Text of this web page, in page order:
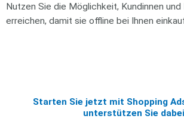
Nutzen Sie die Möglichkeit, Kundinnen und
erreichen, damit sie offline bei Ihnen
Starten Sie jetzt mit Shopping
unterstützen Sie dabei